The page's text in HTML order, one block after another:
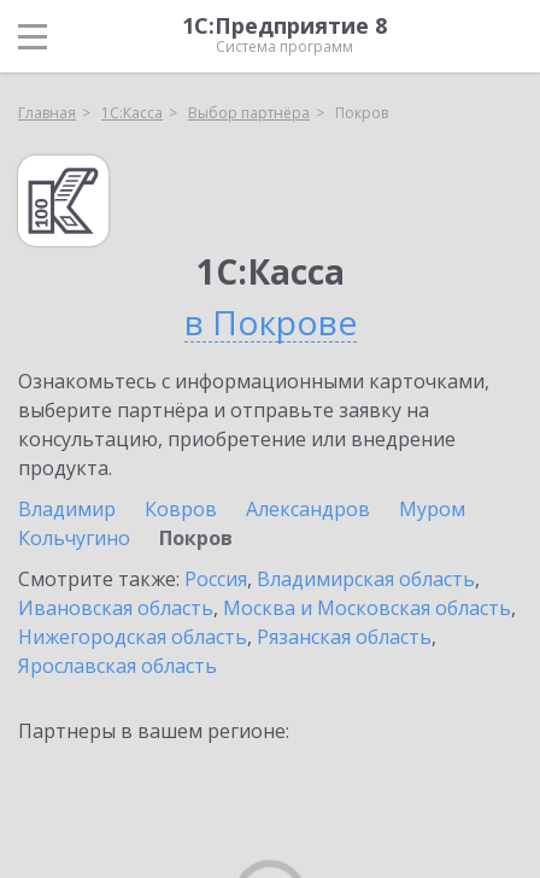
1С:Предприятие 8
Система программ
Главная 1С:Касса Выбор партнёра Покров
1С:Касса
в Покрове
Ознакомьтесь с информационными карточками,
выберите партнёра и отправьте заявку на
консультацию, приобретение или внедрение
продукта.
Владимир
Ковров Александров
Муром
Кольчугино
Покров
Смотрите также: Россия, Владимирская область,
Ивановская область, Москва и Московская область,
Нижегородская область, Рязанская область,
Ярославская область
Партнеры в вашем регионе: